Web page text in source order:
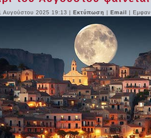
Αυγούστου 2025 19:13 | Εκτύπωση | Email |